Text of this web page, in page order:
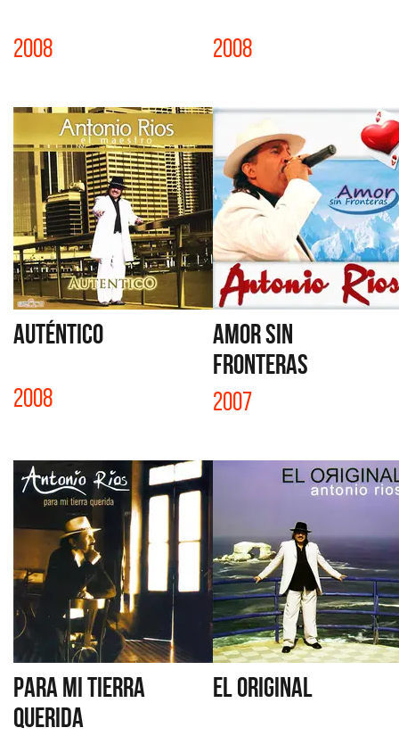
2008 2008
AUTÉNTICO
2008
AMOR SIN
FRONTERAS
2007
PARA MI TIERRA
QUERIDA
EL ORIGINAL